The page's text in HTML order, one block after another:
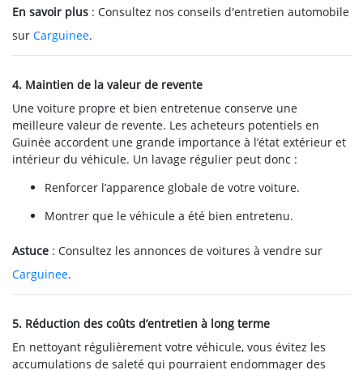
En savoir plus : Consultez nos conseils d'entretien automobile
sur Carguinee.
4. Maintien de la valeur de revente
Une voiture propre et bien entretenue conserve une
meilleure valeur de revente. Les acheteurs potentiels en
Guinée accordent une grande importance à l’état extérieur et
intérieur du véhicule. Un lavage régulier peut donc :
Renforcer l’apparence globale de votre voiture.
Montrer que le véhicule a été bien entretenu.
Astuce : Consultez les annonces de voitures à vendre sur
Carguinee.
5. Réduction des coûts d’entretien à long terme
En nettoyant régulièrement votre véhicule, vous évitez les
accumulations de saleté qui pourraient endommager des